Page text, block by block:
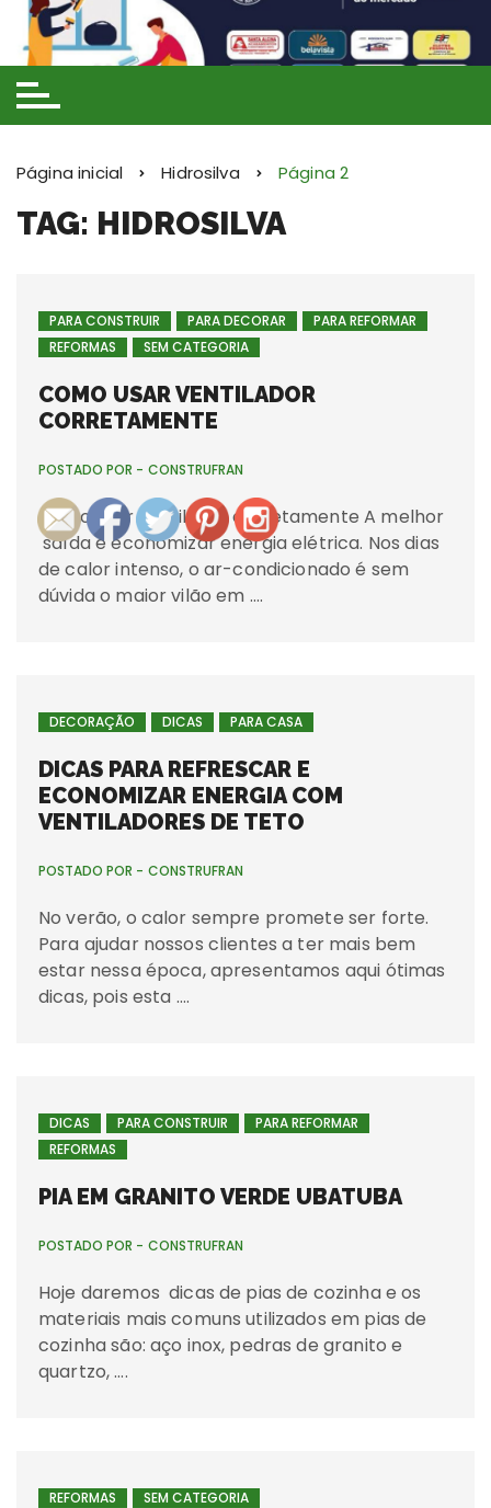
para
o
conteúdo
Página inicial Hidrosilva Página 2
TAG: HIDROSILVA
PARA CONSTRUIR PARA DECORAR
PARA REFORMAR
REFORMAS
SEM CATEGORIA
COMO USAR VENTILADOR
CORRETAMENTE
POSTADO POR - CONSTRUFRAN
Como usar ventilador corretamente A melhor
saída é economizar energia elétrica. Nos dias
de calor intenso, o ar-condicionado é sem
dúvida o maior vilão em ….
DECORAÇÃO DICAS PARA CASA
DICAS PARA REFRESCAR E
ECONOMIZAR ENERGIA COM
VENTILADORES DE TETO
POSTADO POR - CONSTRUFRAN
No verão, o calor sempre promete ser forte.
Para ajudar nossos clientes a ter mais bem
estar nessa época, apresentamos aqui ótimas
dicas, pois esta ….
DICAS PARA CONSTRUIR
PARA REFORMAR
REFORMAS
PIA EM GRANITO VERDE UBATUBA
POSTADO POR - CONSTRUFRAN
Hoje daremos dicas de pias de cozinha e os
materiais mais comuns utilizados em pias de
cozinha são: aço inox, pedras de granito e
quartzo, ….
REFORMAS SEM CATEGORIA